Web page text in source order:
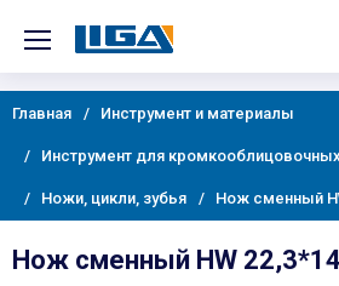
Главная Инструмент и материалы
Инструмент для
Ножи, цикли, зубья Нож сменный
Нож сменный HW